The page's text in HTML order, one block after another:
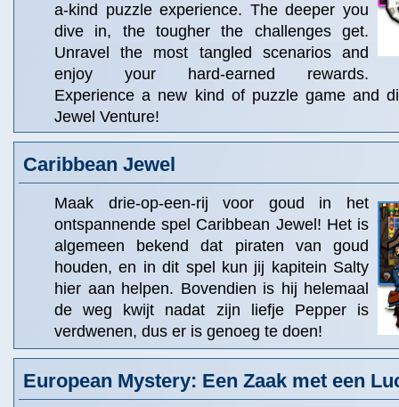
a-kind puzzle experience. The deeper you
dive in, the tougher the challenges get.
Unravel the most tangled scenarios and
enjoy your hard-earned rewards.
Experience a new kind of puzzle game and
Jewel Venture!
Caribbean Jewel
Maak drie-op-een-rij voor goud in het
ontspannende spel Caribbean Jewel! Het is
algemeen bekend dat piraten van goud
houden, en in dit spel kun jij kapitein Salty
hier aan helpen. Bovendien is hij helemaal
de weg kwijt nadat zijn liefje Pepper is
verdwenen, dus er is genoeg te doen!
European Mystery: Een Zaak met een